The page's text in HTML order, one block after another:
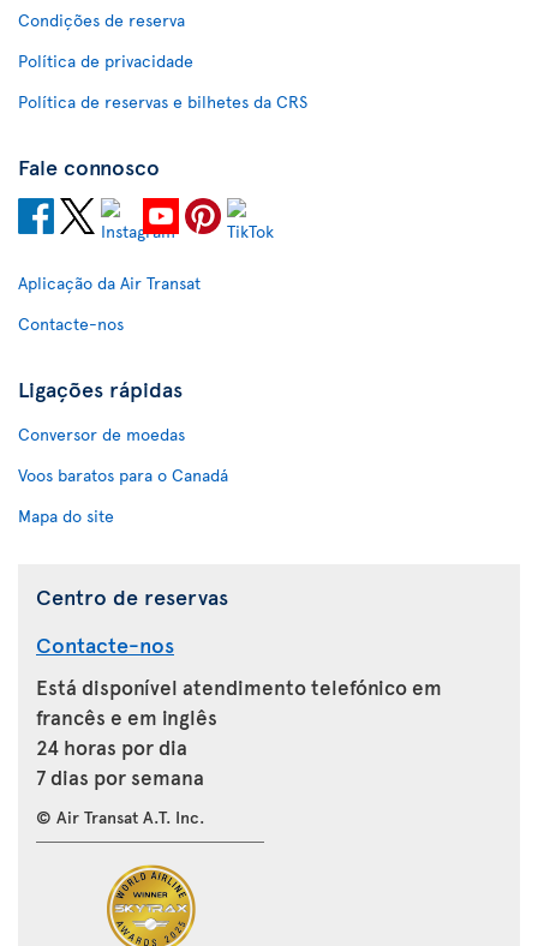
Condições de reserva
Política de privacidade
Política de reservas e bilhetes da CRS
Fale connosco
Aplicação da Air Transat
Contacte-nos
Ligações rápidas
Conversor de moedas
Voos baratos para o Canadá
Mapa do site
Centro de reservas
Contacte-nos
Está disponível atendimento telefónico em
francês e em inglês
24 horas por dia
7 dias por semana
© Air Transat A.T. Inc.